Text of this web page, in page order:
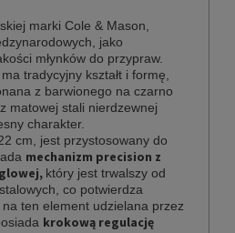
marki Cole & Mason,
jako
młynków do przypraw.
tradycyjny kształt i formę,
z barwionego na czarno
matowej stali nierdzewnej
charakter.
cm, jest przystosowany do
mechanizm precision z
który jest trwalszy od
co potwierdza
ten element udzielana przez
krokową regulację